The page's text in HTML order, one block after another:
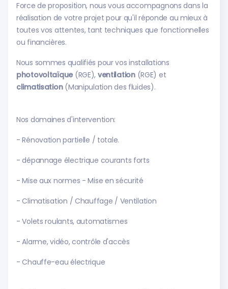
Force de proposition, nous vous accompagnons dans la
réalisation de votre projet pour qu'il réponde au mieux à
toutes vos attentes, tant techniques que fonctionnelles
ou financières.
Nous sommes qualifiés pour vos installations
photovoltaïque (RGE), ventilation (RGE) et
climatisation (Manipulation des fluides).
Nos domaines d'intervention:
- Rénovation partielle / totale.
- dépannage électrique courants forts
- Mise aux normes - Mise en sécurité
- Climatisation / Chauffage / Ventilation
- Volets roulants, automatismes
- Alarme, vidéo, contrôle d'accès
- Chauffe-eau électrique